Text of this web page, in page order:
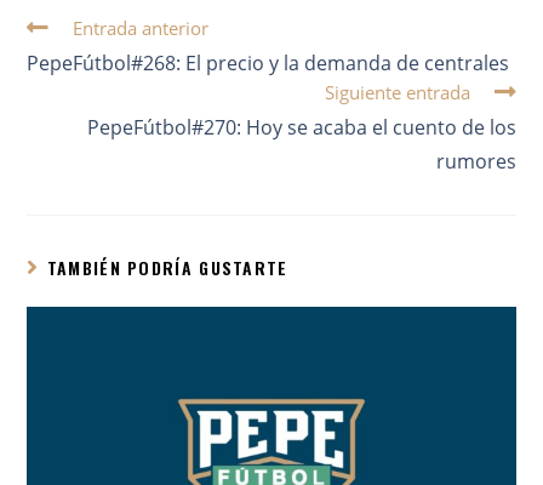
Entrada anterior
PepeFútbol#268: El precio y la demanda de centrales
Siguiente entrada
PepeFútbol#270: Hoy se acaba el cuento de los
rumores
TAMBIÉN PODRÍA GUSTARTE